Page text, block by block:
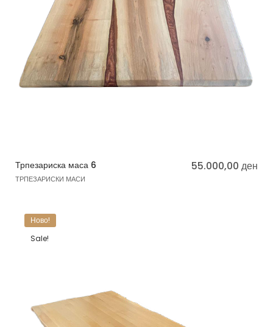
Трпезариска маса 6
ТРПЕЗАРИСКИ МАСИ
55.000,00 ден
Ново!
Sale!